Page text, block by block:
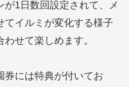
が1日数回設定されて、メ
てイルミが変化する様子
せて楽しめます。
券には特典が付いてお